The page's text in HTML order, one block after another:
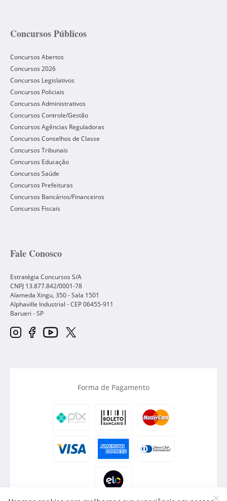
Concursos Públicos
Concursos Abertos
Concursos 2026
Concursos Legislativos
Concursos Policiais
Concursos Administrativos
Concursos Controle/Gestão
Concursos Agências Reguladoras
Concursos Conselhos de Classe
Concursos Tribunais
Concursos Educação
Concursos Saúde
Concursos Prefeituras
Concursos Bancários/Financeiros
Concursos Fiscais
Fale Conosco
Estratégia Concursos S/A
CNPJ 13.877.842/0001-78
Alameda Xingu, 350 - Sala 1501
Alphaville Industrial - CEP06455-911
Barueri -SP
Forma de Pagamento